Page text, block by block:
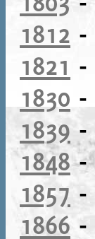
1812 -
1821 -
1830 -
1839 -
1848-
1857 -
1866 -